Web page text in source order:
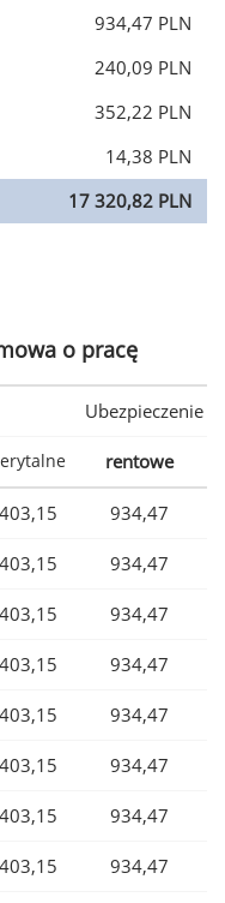
934,47 PLN
240,09 PLN
352,22 PLN
14,38 PLN
17 320,82 PLN
o pracę
Ubezpieczenie
rentowe
934,47
934,47
934,47
934,47
934,47
934,47
934,47
934,47